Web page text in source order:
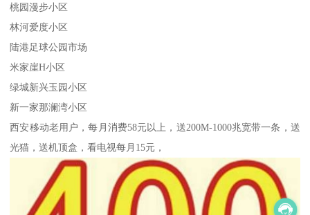
桃园漫步小区
林河爱度小区
陆港足球公园市场
米家崖H小区
绿城新兴玉园小区
新一家那澜湾小区
西安移动老用户，每月消费58元以上，送200M-1000兆宽带一条，送
光猫，送机顶盒，看电视每月15元，